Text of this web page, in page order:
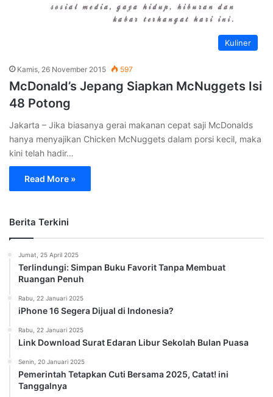
Kuliner
Kamis, 26 November 2015 597
McDonald’s Jepang Siapkan McNuggets Isi
48 Potong
Jakarta – Jika biasanya gerai makanan cepat saji McDonalds
hanya menyajikan Chicken McNuggets dalam porsi kecil, maka
kini telah hadir…
Read More »
Berita Terkini
Jumat, 25 April 2025
Terlindungi: Simpan Buku Favorit Tanpa Membuat
Ruangan Penuh
Rabu, 22 Januari 2025
iPhone 16 Segera Dijual di Indonesia?
Rabu, 22 Januari 2025
Link Download Surat Edaran Libur Sekolah Bulan Puasa
Senin, 20 Januari 2025
Pemerintah Tetapkan Cuti Bersama 2025, Catat! ini
Tanggalnya